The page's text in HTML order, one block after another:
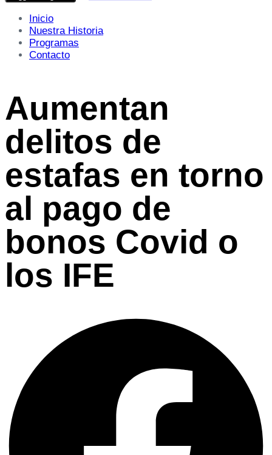
Inicio
Nuestra Historia
Programas
Contacto
Aumentan
delitos de
estafas en torno
al pago de
bonos Covid o
los IFE